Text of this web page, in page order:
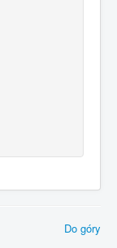
Do góry